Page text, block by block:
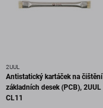
2UUL
Antistatický kartáček na čištění
základních desek (PCB), 2UUL
CL11